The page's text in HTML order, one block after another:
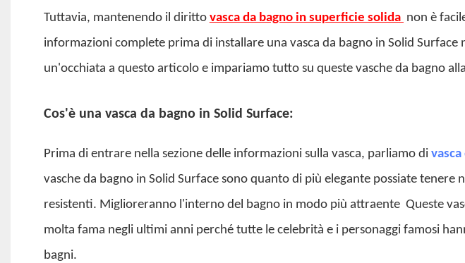
Tuttavia, mantenendo il diritto vasca da bagno in superficie solida non è
informazioni complete prima di installare una vasca da bagno in Solid
un'occhiata a questo articolo e impariamo tutto su queste vasche da bagno
Cos'è una vasca da bagno in Solid Surface:
Prima di entrare nella sezione delle informazioni sulla vasca, parliamo di
vasche da bagno in Solid Surface sono quanto di più elegante possiate tenere
resistenti. Miglioreranno l'interno del bagno in modo più attraente Queste
molta fama negli ultimi anni perché tutte le celebrità e i personaggi famosi
bagni.